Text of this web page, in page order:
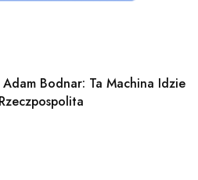
Bodnar: Ta Machina Idzie